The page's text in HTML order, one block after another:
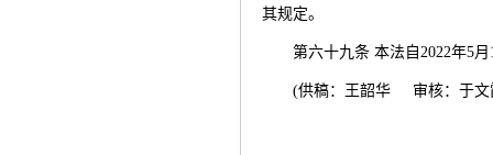
其规定。
第六十九条 本法自2022年5
(供稿：王韶华 审核：于文